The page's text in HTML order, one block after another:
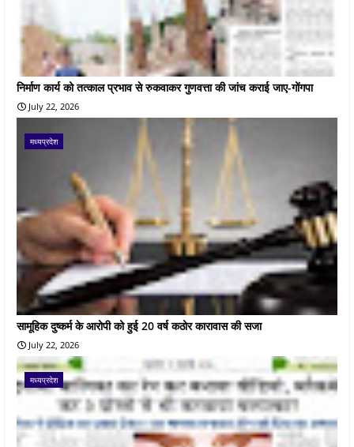
निर्माण कार्य को तत्काल प्रभाव से रुकवाकर गुणवत्ता की जांच कराई जाए-गोंगपा
July 22, 2026
मध्यप्रदेश
सामूहिक दुष्कर्म के आरोपी को हुई 20 वर्ष कठोर कारावास की सजा
July 22, 2026
मध्यप्रदेश